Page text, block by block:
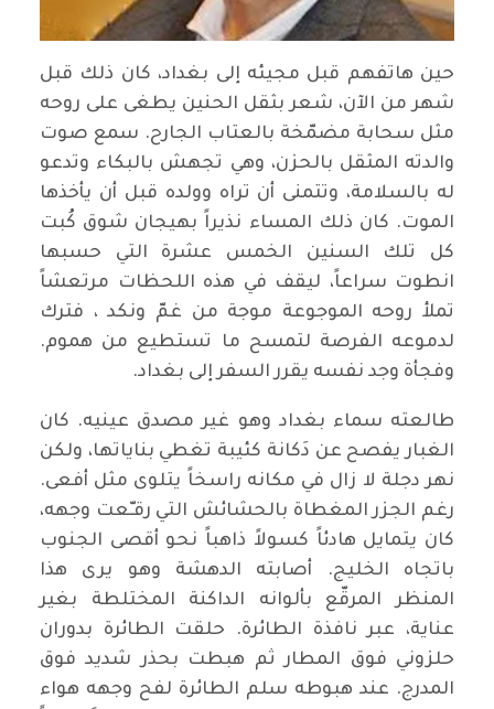
حين هاتفهم قبل مجيئه إلى بغداد، كان ذلك قبل
شهر من الآن، شعر بثقل الحنين يطغى على روحه
مثل سحابة مضمّخة بالعتاب الجارح. سمع صوت
والدته المثقل بالحزن، وهي تجهش بالبكاء وتدعو
له بالسلامة، وتتمنى أن تراه وولده قبل أن يأخذها
الموت. كان ذلك المساء نذيراً بهيجان شوق كُبت
كل تلك السنين الخمس عشرة التي حسبها
انطوت سراعاً، ليقف في هذه اللحظات مرتعشاً
تملأ روحه الموجوعة موجة من غمّ ونكد ، فترك
لدموعه الفرصة لتمسح ما تستطيع من هموم.
وفجأة وجد نفسه يقرر السفر إلى بغداد.
طالعته سماء بغداد وهو غير مصدق عينيه. كان
الغبار يفصح عن دَكانة كئيبة تغطي بناياتها، ولكن
نهر دجلة لا زال في مكانه راسخاً يتلوى مثل أفعى.
رغم الجزر المغطاة بالحشائش التي رقـّعت وجهه،
كان يتمايل هادئاً كسولاً ذاهباً نحو أقصى الجنوب
باتجاه الخليج. أصابته الدهشة وهو يرى هذا
المنظر المرقّع بألوانه الداكنة المختلطة بغير
عناية، عبر نافذة الطائرة. حلقت الطائرة بدوران
حلزوني فوق المطار ثم هبطت بحذر شديد فوق
المدرج. عند هبوطه سلم الطائرة لفح وجهه هواء